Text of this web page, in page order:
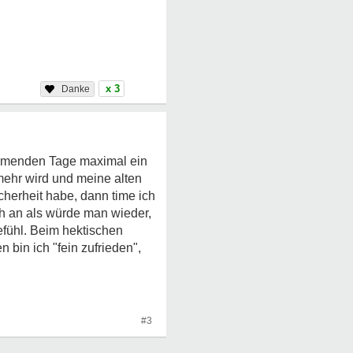
x 3
Tage maximal ein
wird und meine alten
habe, dann time ich
an als würde man wieder,
Beim hektischen
bin ich "fein zufrieden",
#3